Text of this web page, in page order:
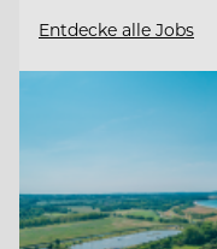
Entdecke alle Jobs